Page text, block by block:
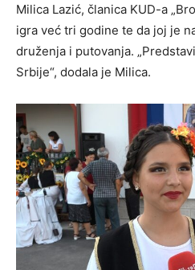
Milica Lazić, članica KUD-a
igra već tri godine te da joj je
druženja i putovanja.
Srbije“, dodala je Milica.